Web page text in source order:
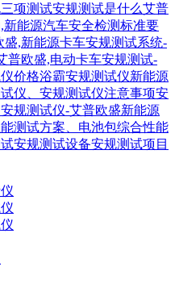
项测试安规测试是什么艾普
新能源汽车安全检测标准要
,新能源卡车安规测试系统-
普欧盛,电动卡车安规测试-
价格浴霸安规测试仪新能源
仪、安规测试仪注意事项安
规测试仪-艾普欧盛新能源
测试方案、电池包综合性能
安规测试设备安规测试项目